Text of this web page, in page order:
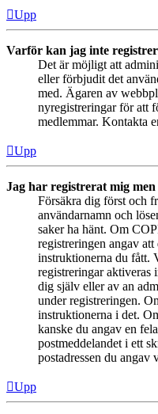
Upp
Varför kan jag inte
Det är möjligt att
eller förbjudit det
med. Ägaren av
nyregistreringar för att
medlemmar. Kontakta
Upp
Jag har registrerat mig
Försäkra dig först och
användarnamn och
saker ha hänt. Om
registreringen angav
instruktionerna du fått.
registreringar aktiveras
dig själv eller av an
under registreringen.
instruktionerna i det.
kanske du angav en
postmeddelandet i ett
postadressen du angav
Upp